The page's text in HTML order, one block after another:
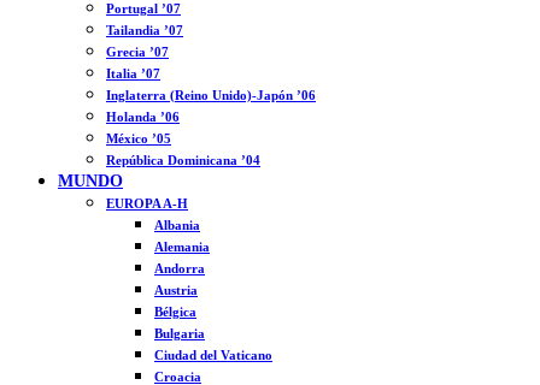
Portugal ’07
Tailandia ’07
Grecia ’07
Italia ’07
Inglaterra (Reino Unido)-Japón ’06
Holanda ’06
México ’05
República Dominicana ’04
MUNDO
EUROPA A-H
Albania
Alemania
Andorra
Austria
Bélgica
Bulgaria
Ciudad del Vaticano
Croacia